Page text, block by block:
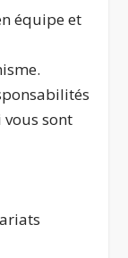
équipe et
sont